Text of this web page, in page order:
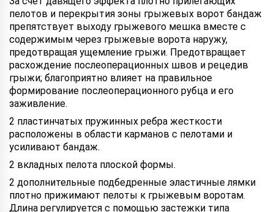
пелотов и перекрытия зоны грыжевых ворот бандаж
препятствует выходу грыжевого мешка вместе с
содержимым через грыжевые ворота наружу,
предотвращая ущемление грыжи. Предотвращает
расхождение послеоперационных швов и рецедив
грыжи; благоприятно влияет на правильное
формирование послеоперационного рубца и его
заживление.
2 пластинчатых пружинных ребра жесткости
расположены в области карманов с пелотами и
усиливают бандаж.
2 вкладных пелота плоской формы.
2 дополнительные подбедренные эластичные лямки
плотно прижимают пелоты к грыжевым воротам.
Длина регулируется с помощью застежки типа